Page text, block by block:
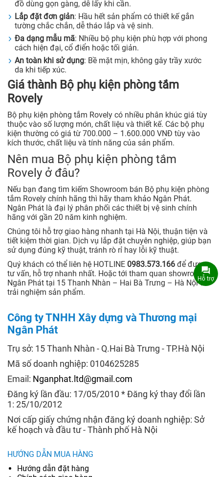
đồ dùng gọn gàng, dễ lấy khi cần.
Lắp đặt đơn giản: Hầu hết sản phẩm có thiết kế gắn
tường chắc chắn, dễ tháo lắp và vệ sinh.
Đa dạng mẫu mã: Nhiều bộ phụ kiện phù hợp với phong
cách hiện đại, cổ điển hoặc tối giản.
An toàn khi sử dụng: Bề mặt mịn, không gây trầy xước
da khi tiếp xúc.
Giá thành Bộ phụ kiện phòng tắm
Rovely
Bộ phụ kiện phòng tắm Rovely có nhiều phân khúc giá tùy
thuộc vào số lượng món, chất liệu và thiết kế. Các bộ phụ
kiện thường có giá từ 700.000 – 1.600.000 VNĐ tùy vào
kích thước, chất liệu và tính năng của sản phẩm.
Nên mua Bộ phụ kiện phòng tắm
Rovely ở đâu?
Nếu bạn đang tìm kiếm Showroom bán Bộ phụ kiện phòng
tắm Rovely chính hãng thì hãy tham khảo Ngân Phát.
Ngân Phát là đại lý phân phối các thiết bị vệ sinh chính
hãng với gần 20 năm kinh nghiệm.
Chúng tôi hỗ trợ giao hàng nhanh tại Hà Nội, thuận tiện và
tiết kiệm thời gian. Dịch vụ lắp đặt chuyên nghiệp, giúp bạn
sử dụng đúng kỹ thuật, tránh rò rỉ hay lỗi kỹ thuật.
Quý khách có thể liên hệ HOTLINE 0983.573.166 để được
tư vấn, hỗ trợ nhanh nhất. Hoặc tới tham quan showroom
Ngân Phát tại 15 Thanh Nhàn – Hai Bà Trưng – Hà Nội để
trải nghiệm sản phẩm.
Công ty TNHH Xây dựng và Thương mại
Ngân Phát
Trụ sở: 15 Thanh Nhàn - Q.Hai Bà Trưng - TP.Hà Nội
Mã số doanh nghiệp: 0104625285
Email: Nganphat.ltd@gmail.com
Đăng ký lần đầu: 17/05/2010 * Đăng ký thay đổi lần
1: 25/10/2012
Nơi cấp giấy chứng nhận đăng ký doanh nghiệp: Sở
kế hoạch và đầu tư - Thành phố Hà Nội
HƯỚNG DẪN MUA HÀNG
Hướng dẫn đặt hàng
Hỗ trợ